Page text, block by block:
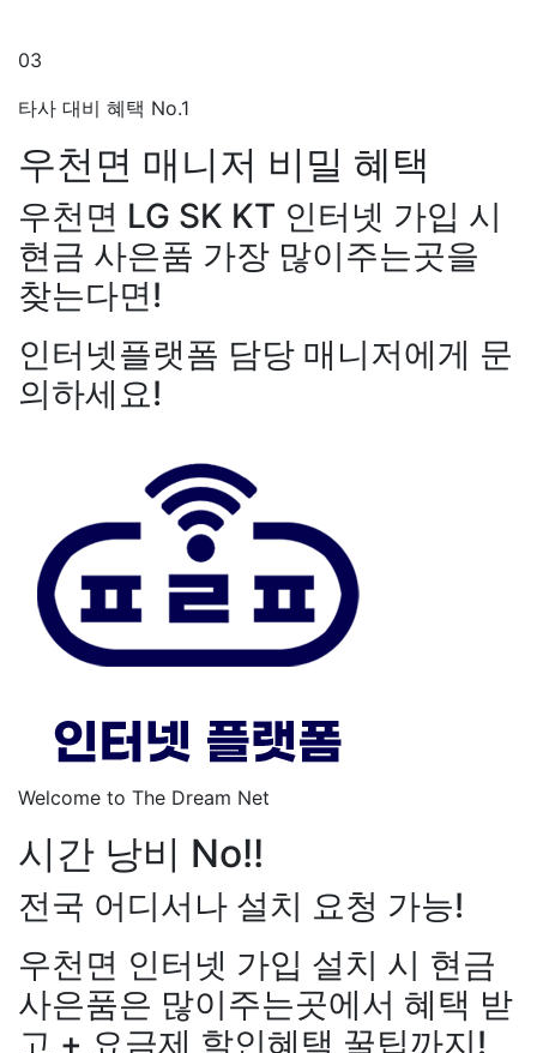
03
타사 대비 혜택 No.1
우천면 매니저 비밀 혜택
우천면 LG SK KT 인터넷 가입 시
현금 사은품 가장 많이주는곳을
찾는다면!
인터넷플랫폼 담당 매니저에게 문
의하세요!
Welcome to The Dream Net
시간 낭비 No!!
전국 어디서나 설치 요청 가능!
우천면 인터넷 가입 설치 시 현금
사은품은 많이주는곳에서 혜택 받
고 + 요금제 할인혜택 꿀팁까지!